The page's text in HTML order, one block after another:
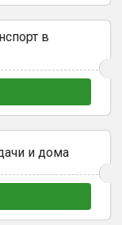
в
и дома